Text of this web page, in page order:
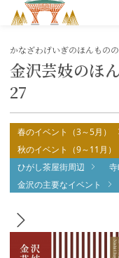
金沢芸妓のほ
27
かなざわげいぎのほんもの
春のイベント（3～5月）
秋のイベント（9～11月）
ひがし茶屋街周辺
金沢の主要なイベント